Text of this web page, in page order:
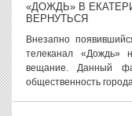
«ДОЖДЬ» В
ВЕРНУТЬСЯ
Внезапно
телеканал «Дождь»
вещание. Данный
общественность